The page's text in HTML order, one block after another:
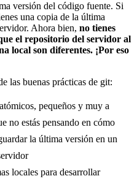
versión del código fuente. Si
una copia de la última
Ahora bien, no tienes
el repositorio del servidor al
local son diferentes. ¡Por eso
las buenas prácticas de git:
pequeños y muy a
no estás pensando en cómo
la última versión en un
locales para desarrollar